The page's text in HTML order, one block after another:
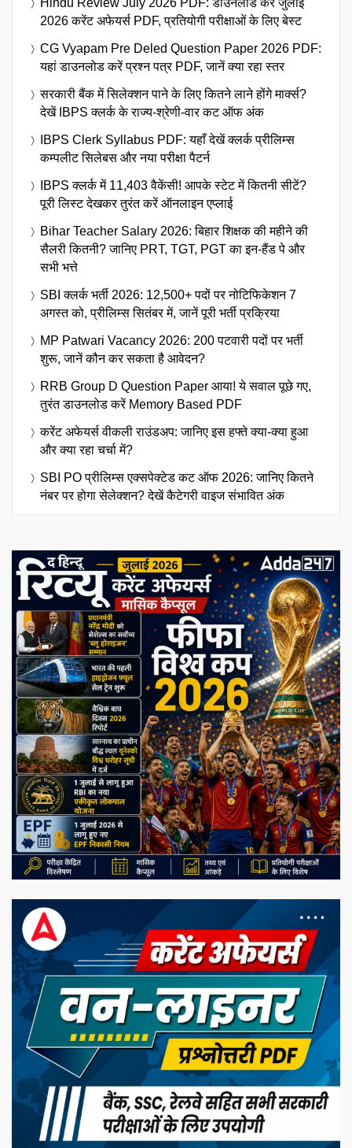
Hindu Review July 2026 PDF: डाउनलोड करें जुलाई
2026 करेंट अफेयर्स PDF, प्रतियोगी परीक्षाओं के लिए बेस्ट
CG Vyapam Pre Deled Question Paper 2026 PDF:
यहां डाउनलोड करें प्रश्न पत्र PDF, जानें क्या रहा स्तर
सरकारी बैंक में सिलेक्शन पाने के लिए कितने लाने होंगे मार्क्स?
देखें IBPS क्लर्क के राज्य-श्रेणी-वार कट ऑफ अंक
IBPS Clerk Syllabus PDF: यहाँ देखें क्लर्क प्रीलिम्स
कम्पलीट सिलेबस और नया परीक्षा पैटर्न
IBPS क्लर्क में 11,403 वैकेंसी! आपके स्टेट में कितनी सीटें?
पूरी लिस्ट देखकर तुरंत करें ऑनलाइन एप्लाई
Bihar Teacher Salary 2026: बिहार शिक्षक की महीने की
सैलरी कितनी? जानिए PRT, TGT, PGT का इन-हैंड पे और
सभी भत्ते
SBI क्लर्क भर्ती 2026: 12,500+ पदों पर नोटिफिकेशन 7
अगस्त को, प्रीलिम्स सितंबर में, जानें पूरी भर्ती प्रक्रिया
MP Patwari Vacancy 2026: 200 पटवारी पदों पर भर्ती
शुरू, जानें कौन कर सकता है आवेदन?
RRB Group D Question Paper आया! ये सवाल पूछे गए,
तुरंत डाउनलोड करें Memory Based PDF
करेंट अफेयर्स वीकली राउंडअप: जानिए इस हफ्ते क्या-क्या हुआ
और क्या रहा चर्चा में?
SBI PO प्रीलिम्स एक्सपेक्टेड कट ऑफ 2026: जानिए कितने
नंबर पर होगा सेलेक्शन? देखें कैटेगरी वाइज संभावित अंक